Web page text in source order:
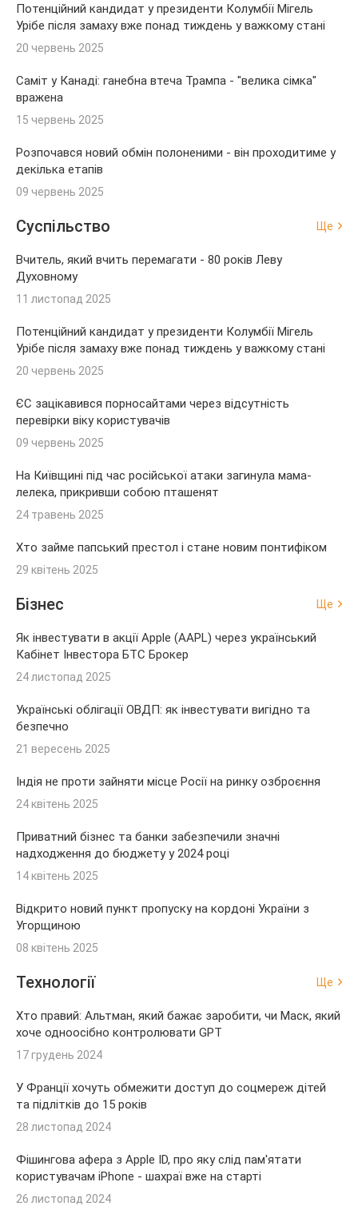
Потенційний кандидат у президенти Колумбії Мігель
Урібе після замаху вже понад тиждень у важкому стані
20 червень 2025
Саміт у Канаді: ганебна втеча Трампа - "велика сімка"
вражена
15 червень 2025
Розпочався новий обмін полоненими - він проходитиме у
декілька етапів
09 червень 2025
Суспільство Ще
Вчитель, який вчить перемагати - 80 років Леву
Духовному
11 листопад 2025
Потенційний кандидат у президенти Колумбії Мігель
Урібе після замаху вже понад тиждень у важкому стані
20 червень 2025
ЄС зацікавився порносайтами через відсутність
перевірки віку користувачів
09 червень 2025
На Київщині під час російської атаки загинула мама-
лелека, прикривши собою пташенят
24 травень 2025
Хто займе папський престол і стане новим понтифіком
29 квітень 2025
Бізнес Ще
Як інвестувати в акції Apple (AAPL) через український
Кабінет Інвестора БТС Брокер
24 листопад 2025
Українські облігації ОВДП: як інвестувати вигідно та
безпечно
21 вересень 2025
Індія не проти зайняти місце Росії на ринку озброєння
24 квітень 2025
Приватний бізнес та банки забезпечили значні
надходження до бюджету у 2024 році
14 квітень 2025
Відкрито новий пункт пропуску на кордоні України з
Угорщиною
08 квітень 2025
Технології Ще
Хто правий: Альтман, який бажає заробити, чи Маск, який
хоче одноосібно контролювати GPT
17 грудень 2024
У Франції хочуть обмежити доступ до соцмереж дітей
та підлітків до 15 років
28 листопад 2024
Фішингова афера з Apple ID, про яку слід пам'ятати
користувачам iPhone - шахраї вже на старті
26 листопад 2024